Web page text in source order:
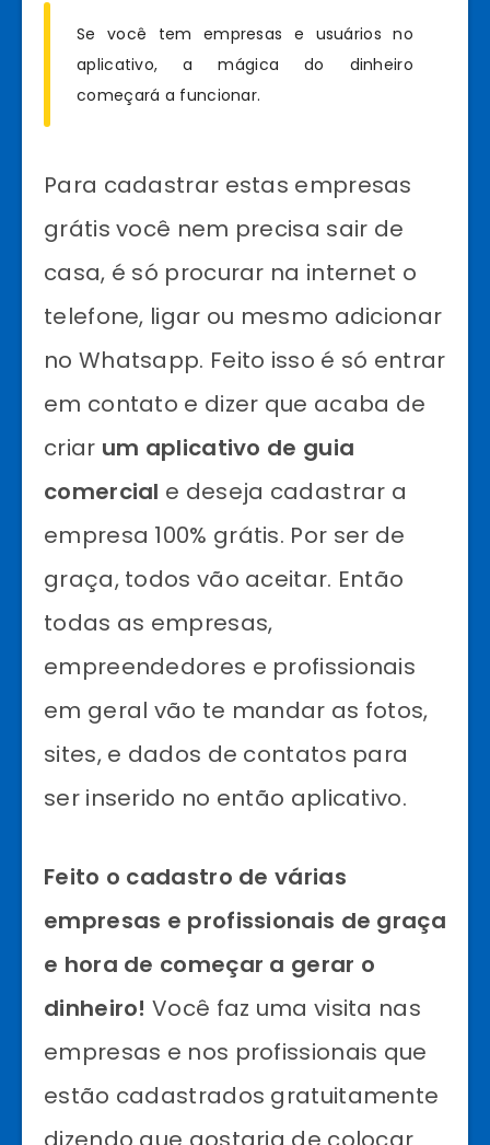
Se você tem empresas e usuários no
aplicativo, a mágica do dinheiro
começará a funcionar.
Para cadastrar estas empresas
grátis você nem precisa sair de
casa, é só procurar na internet o
telefone, ligar ou mesmo adicionar
no Whatsapp. Feito isso é só entrar
em contato e dizer que acaba de
criar um aplicativo de guia
comercial e deseja cadastrar a
empresa 100% grátis. Por ser de
graça, todos vão aceitar. Então
todas as empresas,
empreendedores e profissionais
em geral vão te mandar as fotos,
sites, e dados de contatos para
ser inserido no então aplicativo.
Feito o cadastro de várias
empresas e profissionais de graça
e hora de começar a gerar o
dinheiro! Você faz uma visita nas
empresas e nos profissionais que
estão cadastrados gratuitamente